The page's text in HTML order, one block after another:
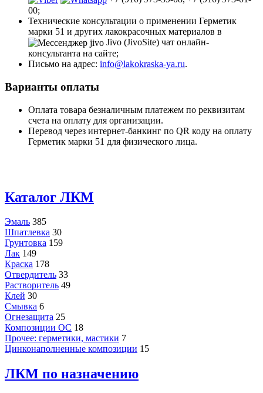
00;
Технические консультации о применении Герметик
марки 51 и других лакокрасочных материалов в
Jivo (JivoSite) чат онлайн-
консультанта на сайте;
Письмо на адрес: info@lakokraska-ya.ru.
Варианты оплаты
Оплата товара безналичным платежем по реквизитам
счета на оплату для организации.
Перевод через интернет-банкинг по QR коду на оплату
Герметик марки 51 для физического лица.
Каталог ЛКМ
Эмаль 385
Шпатлевка 30
Грунтовка 159
Лак 149
Краска 178
Отвердитель 33
Растворитель 49
Клей 30
Смывка 6
Огнезащита 25
Композиции ОС 18
Прочее: герметики, мастики 7
Цинконаполненные композиции 15
ЛКМ по назначению